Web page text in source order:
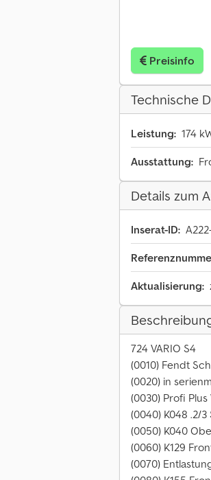
Preisinfo
Technische
Leistung: 174
Ausstattung:
Details zum
Inserat-ID:
Aktualisierung:
724 VARIO S4
(0010) Fendt
(0020) in
(0030) Profi Plus
(0040) K048 .2/
(0050) K040
(0060) K129
(0070)